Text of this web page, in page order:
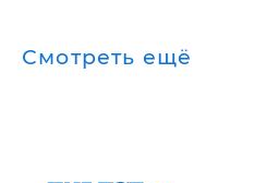
Смотреть ещё